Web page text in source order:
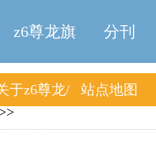
z6尊龙旗
舰厅
分刊
于z6尊龙
站点地图
>>